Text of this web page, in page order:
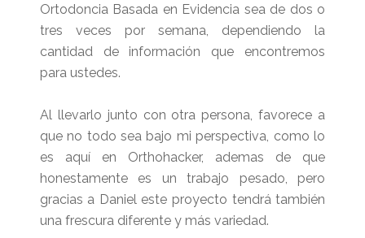
Ortodoncia Basada en Evidencia sea de dos o
tres veces por semana, dependiendo la
cantidad de información que encontremos
para ustedes.
Al llevarlo junto con otra persona, favorece a
que no todo sea bajo mi perspectiva, como lo
es aquí en Orthohacker, ademas de que
honestamente es un trabajo pesado, pero
gracias a Daniel este proyecto tendrá también
una frescura diferente y más variedad.